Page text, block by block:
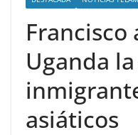
Francisco
Uganda
asiáticos